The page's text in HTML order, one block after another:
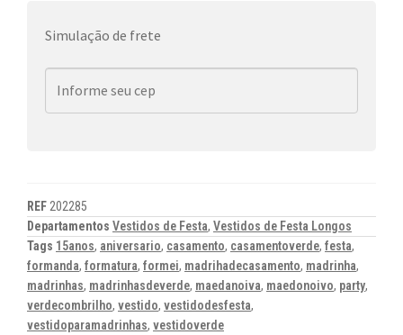
Simulação de frete
REF202285
Departamentos Vestidos de Festa, Vestidos de Festa Longos
Tags 15anos, aniversario, casamento, casamentoverde, festa,
formanda, formatura, formei, madrihadecasamento, madrinha,
madrinhas, madrinhasdeverde, maedanoiva, maedonoivo, party,
verdecombrilho, vestido, vestidodesfesta,
vestidoparamadrinhas, vestidoverde